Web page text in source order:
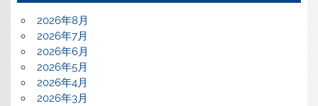
2026年8月
2026年7月
2026年6月
2026年5月
2026年4月
2026年3月